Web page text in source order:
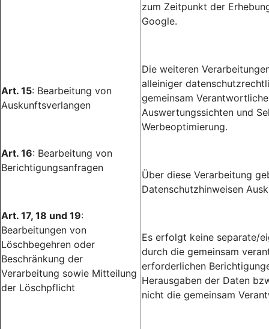
Art. 15: Bearbeitung von
Auskunftsverlangen
Art. 16: Bearbeitung von
Berichtigungsanfragen
Art. 17, 18 und 19:
Bearbeitungen von
Löschbegehren oder
Beschränkung der
Verarbeitung sowie Mitteilung
der Löschpflicht
zum Zeitpunkt der
Google.
Die weiteren
alleiniger
gemeinsam
Auswertungssichten und
Werbeoptimierung.
Über diese Verarbeitung
Datenschutzhinweisen
Es erfolgt keine separate/
durch die gemeinsam
erforderlichen
Herausgaben der Daten
nicht die gemeinsam